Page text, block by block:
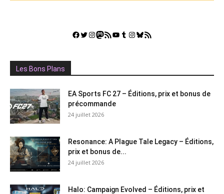
Facebook
Twitter
Instagram
Mastodon
Flux RSSYouTube
Tumblr
Instagram
Bluesky
GestGame
Les Bons Plans
EA Sports FC 27 – Éditions, prix et bonus de
précommande
24 juillet 2026
Resonance: A Plague Tale Legacy – Éditions,
prix et bonus de...
24 juillet 2026
Halo: Campaign Evolved – Éditions, prix et